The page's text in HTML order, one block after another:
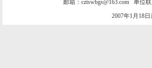
邮箱：cztswbgs@163.com 单位
2007年1月18